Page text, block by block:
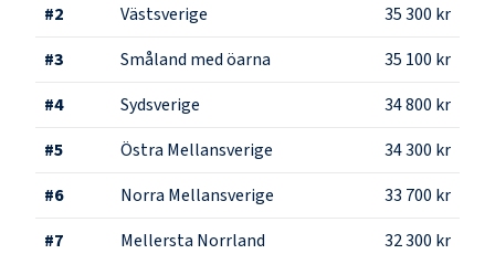
#2 Västsverige
35 300 kr
#3 Småland med öarna
35 100 kr
#4 Sydsverige
34 800 kr
#5 Östra Mellansverige
34 300 kr
#6 Norra Mellansverige
33 700 kr
#7 Mellersta Norrland
32 300 kr